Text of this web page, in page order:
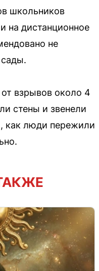
школьников
на дистанционное
не
сады.
взрывов около 4
стены и звенели
как люди пережили